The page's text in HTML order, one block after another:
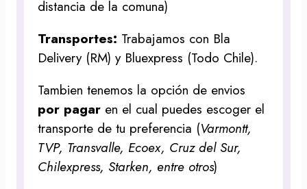
distancia de la comuna)
Transportes: Trabajamos con Bla
Delivery (RM) y Bluexpress (Todo Chile).
Tambien tenemos la opción de envios
por pagar en el cual puedes escoger el
transporte de tu preferencia (Varmontt,
TVP, Transvalle, Ecoex, Cruz del Sur,
Chilexpress, Starken, entre otros)